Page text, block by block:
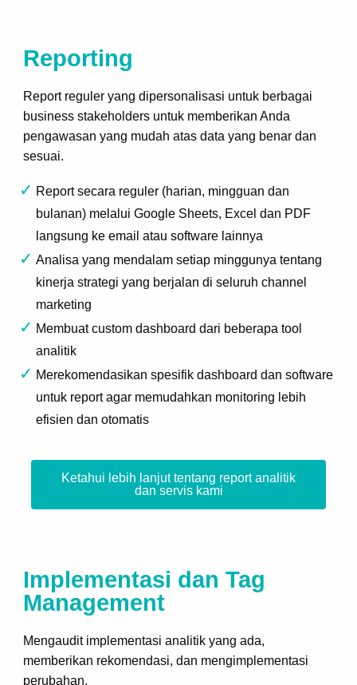
Reporting
Report reguler yang dipersonalisasi untuk berbagai
business stakeholders untuk memberikan Anda
pengawasan yang mudah atas data yang benar dan
sesuai.
Report secara reguler (harian, mingguan dan
bulanan) melalui Google Sheets, Excel dan PDF
langsung ke email atau software lainnya
Analisa yang mendalam setiap minggunya tentang
kinerja strategi yang berjalan di seluruh channel
marketing
Membuat custom dashboard dari beberapa tool
analitik
Merekomendasikan spesifik dashboard dan software
untuk report agar memudahkan monitoring lebih
efisien dan otomatis
Ketahui lebih lanjut tentang report analitik
dan servis kami
Implementasi dan Tag
Management
Mengaudit implementasi analitik yang ada,
memberikan rekomendasi, dan mengimplementasi
perubahan.